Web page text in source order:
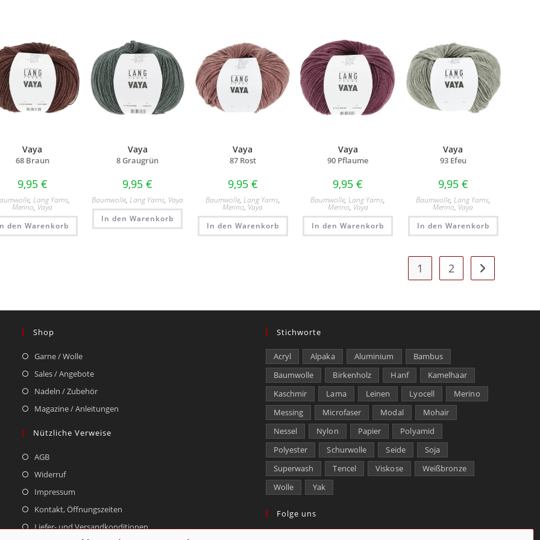
Vaya
68 Braun
9,95 €
, Lang Yarns,
Merino, Vaya
den Warenkorb
Vaya
8 Graugrün
9,95€
Baumwolle,Lang Yarns, Vaya
In den Warenkorb
Vaya
87 Rost
9,95 €
Baumwolle, Lang Yarns,
Merino, Vaya
In den Warenkorb
Vaya
90 Pflaume
9,95€
Baumwolle,Lang Yarns,
Merino, Vaya
In den Warenkorb
Vaya
93 Efeu
9,95 €
Baumwolle, Lang Yarns,
Merino, Vaya
In den Warenkorb
1 2
Shop
Garne / Wolle
Sales / Angebote
Nadeln / Zubehör
Magazine / Anleitungen
Nützliche Verweise
AGB
Widerruf
Impressum
Kontakt, Öffnungszeiten
Liefer- und Versandkonditionen
Stichworte
Acryl Alpaka Aluminium
Bambus
Baumwolle
Birkenholz Hanf
Kamelhaar
Kaschmir
Lama Leinen Lyocell
Merino
Messing
Microfaser Modal
Mohair
Nessel
Nylon Papier
Polyamid
Polyester
Schurwolle Seide
Soja
Superwash
Tencel Viskose
Weißbronze
Wolle
Yak
Folge uns